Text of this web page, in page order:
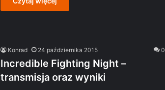
Konrad 24 października 2015 0
Incredible Fighting Night –
transmisja oraz wyniki